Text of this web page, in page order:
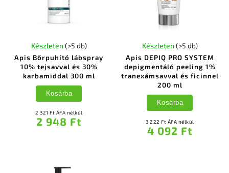
Apis Bőrpuhító lábspray
10% tejsavval és 30%
karbamiddal 300 ml
Készleten (>5 db)
2 321 Ft ÁFA nélkül
2 948 Ft
Kosárba
Apis DEPIQ PRO SYSTEM
depigmentáló peeling 1%
tranexámsavval és ficinnel
200 ml
Készleten (>5 db)
3 222 Ft ÁFA nélkül
4 092 Ft
Kosárba